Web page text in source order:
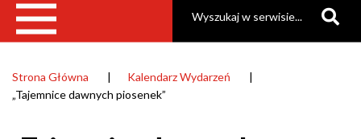
Ścieżka
Strona Główna
Kalendarz Wydarzeń
„Tajemnice dawnych piosenek”